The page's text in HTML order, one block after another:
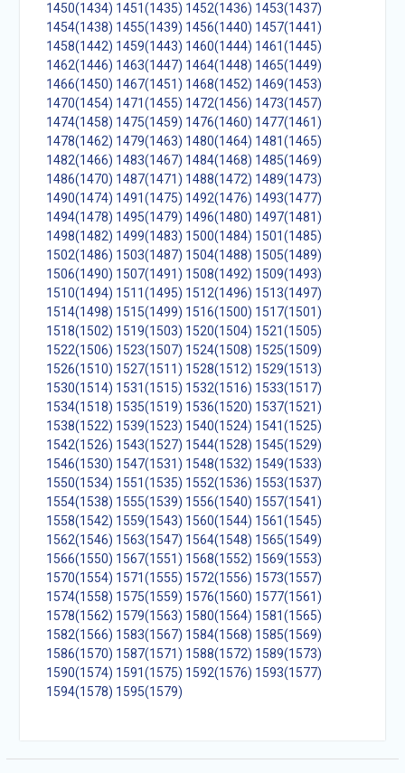
1450(1434) 1451(1435) 1452(1436) 1453(1437)
1454(1438) 1455(1439) 1456(1440) 1457(1441)
1458(1442) 1459(1443) 1460(1444) 1461(1445)
1462(1446) 1463(1447) 1464(1448) 1465(1449)
1466(1450) 1467(1451) 1468(1452) 1469(1453)
1470(1454) 1471(1455) 1472(1456) 1473(1457)
1474(1458) 1475(1459) 1476(1460) 1477(1461)
1478(1462) 1479(1463) 1480(1464) 1481(1465)
1482(1466) 1483(1467) 1484(1468) 1485(1469)
1486(1470) 1487(1471) 1488(1472) 1489(1473)
1490(1474) 1491(1475) 1492(1476) 1493(1477)
1494(1478) 1495(1479) 1496(1480) 1497(1481)
1498(1482) 1499(1483) 1500(1484) 1501(1485)
1502(1486) 1503(1487) 1504(1488) 1505(1489)
1506(1490) 1507(1491) 1508(1492) 1509(1493)
1510(1494) 1511(1495) 1512(1496) 1513(1497)
1514(1498) 1515(1499) 1516(1500) 1517(1501)
1518(1502) 1519(1503) 1520(1504) 1521(1505)
1522(1506) 1523(1507) 1524(1508) 1525(1509)
1526(1510) 1527(1511) 1528(1512) 1529(1513)
1530(1514) 1531(1515) 1532(1516) 1533(1517)
1534(1518) 1535(1519) 1536(1520) 1537(1521)
1538(1522) 1539(1523) 1540(1524) 1541(1525)
1542(1526) 1543(1527) 1544(1528) 1545(1529)
1546(1530) 1547(1531) 1548(1532) 1549(1533)
1550(1534) 1551(1535) 1552(1536) 1553(1537)
1554(1538) 1555(1539) 1556(1540) 1557(1541)
1558(1542) 1559(1543) 1560(1544) 1561(1545)
1562(1546) 1563(1547) 1564(1548) 1565(1549)
1566(1550) 1567(1551) 1568(1552) 1569(1553)
1570(1554) 1571(1555) 1572(1556) 1573(1557)
1574(1558) 1575(1559) 1576(1560) 1577(1561)
1578(1562) 1579(1563) 1580(1564) 1581(1565)
1582(1566) 1583(1567) 1584(1568) 1585(1569)
1586(1570) 1587(1571) 1588(1572) 1589(1573)
1590(1574) 1591(1575) 1592(1576) 1593(1577)
1594(1578) 1595(1579)